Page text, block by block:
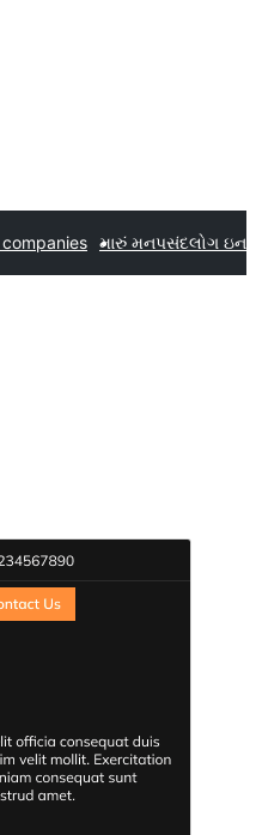
મારું મનપસંદલોગ ઇન
અપગ્રેડ
જુલાઇ 8,2026
50+